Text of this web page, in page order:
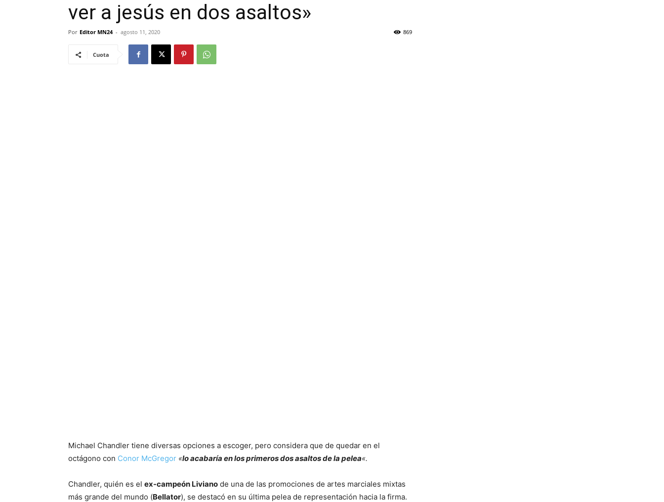
ver a jesús en dos asaltos»
Por Editor MN24 - agosto 11, 2020 869
Cuota
Michael Chandler tiene diversas opciones a escoger, pero considera que de quedar en el
octágono con Conor McGregor «lo acabaría en los primeros dos asaltos de la pelea«.
Chandler, quién es el ex-campeón Liviano de una de las promociones de artes marciales mixtas
más grande del mundo (Bellator), se destacó en su última pelea de representación hacia la firma.